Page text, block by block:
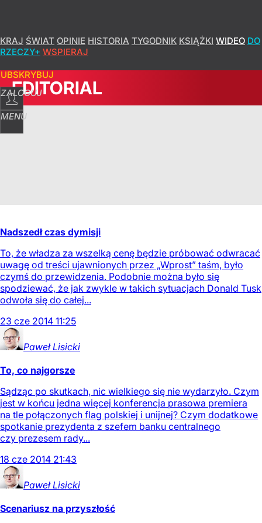
KRAJ ŚWIAT OPINIE HISTORIA TYGODNIK KSIĄŻKI WIDEO DO
RZECZY+ WSPIERAJ
ZALOGUJ
MENU
EDITORIAL
Nadszedł czas dymisji
To, że władza za wszelką cenę będzie próbować odwracać
uwagę od treści ujawnionych przez „Wprost” taśm, było
czymś do przewidzenia. Podobnie można było się
spodziewać, że jak zwykle w takich sytuacjach Donald Tusk
odwoła się do całej...
23 cze 2014 11:25
Paweł Lisicki
To, co najgorsze
Sądząc po skutkach, nic wielkiego się nie wydarzyło. Czym
jest w końcu jedna więcej konferencja prasowa premiera
na tle połączonych flag polskiej i unijnej? Czym dodatkowe
spotkanie prezydenta z szefem banku centralnego
czy prezesem rady...
18 cze 2014 21:43
Paweł Lisicki
Scenariusz na przyszłość